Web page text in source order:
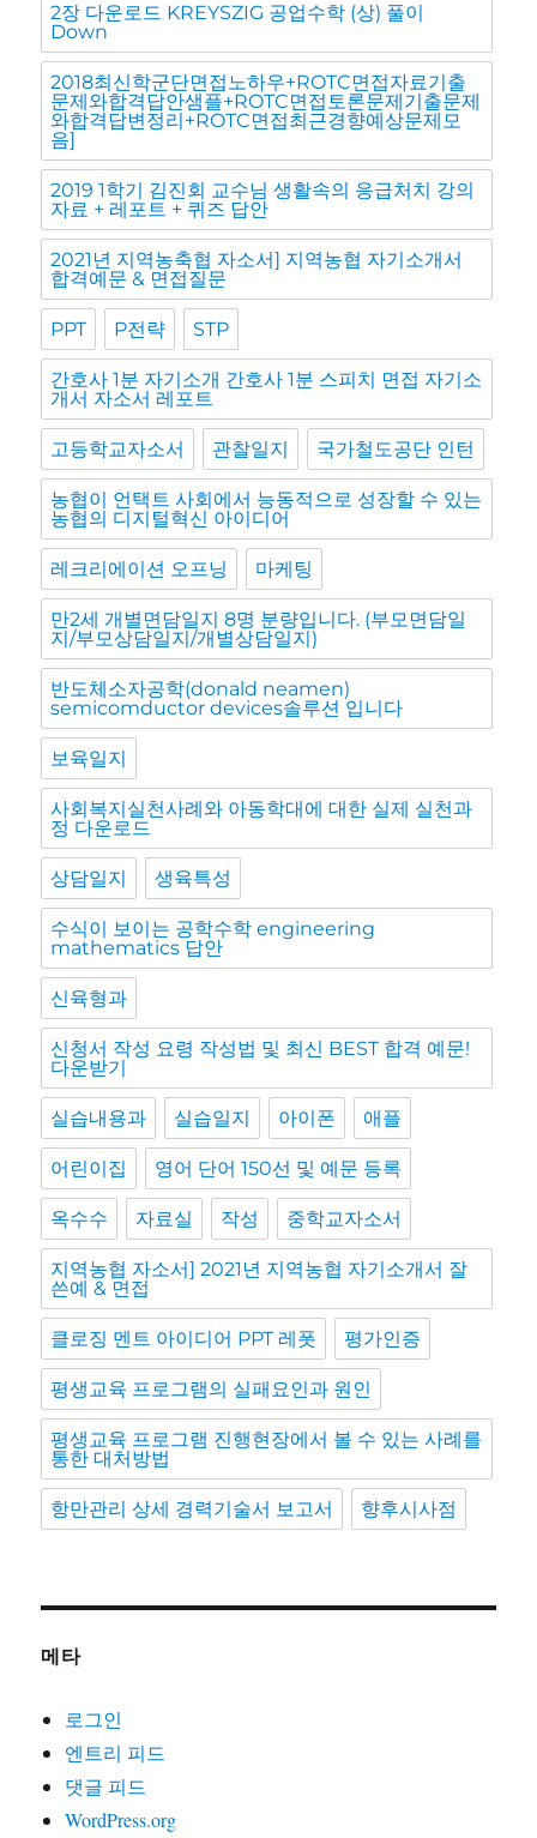
2장 다운로드 KREYSZIG 공업수학 (상) 풀이
Down
2018최신학군단면접노하우+ROTC면접자료기출
문제와합격답안샘플+ROTC면접토론문제기출문제
와합격답변정리+ROTC면접최근경향예상문제모
음]
2019 1학기 김진회 교수님 생활속의 응급처치 강의
자료 + 레포트 + 퀴즈 답안
2021년 지역농축협 자소서] 지역농협 자기소개서
합격예문 & 면접질문
PPT P전략 STP
간호사 1분 자기소개 간호사 1분 스피치 면접 자기소
개서 자소서 레포트
고등학교자소서 관찰일지 국가철도공단 인턴
농협이 언택트 사회에서 능동적으로 성장할 수 있는
농협의 디지털혁신 아이디어
레크리에이션 오프닝 마케팅
만2세 개별면담일지 8명 분량입니다. (부모면담일
지/부모상담일지/개별상담일지)
반도체소자공학(donald neamen)
semicomductor devices솔루션 입니다
보육일지
사회복지실천사례와 아동학대에 대한 실제 실천과
정 다운로드
상담일지 생육특성
수식이 보이는 공학수학 engineering
mathematics 답안
신육형과
신청서 작성 요령 작성법 및 최신 BEST 합격 예문!
다운받기
실습내용과 실습일지 아이폰 애플
어린이집 영어 단어 150선 및 예문 등록
옥수수 자료실 작성 중학교자소서
지역농협 자소서] 2021년 지역농협 자기소개서 잘
쓴예 & 면접
클로징 멘트 아이디어 PPT 레폿 평가인증
평생교육 프로그램의 실패요인과 원인
평생교육 프로그램 진행현장에서 볼 수 있는 사례를
통한 대처방법
항만관리 상세 경력기술서 보고서 향후시사점
메타
로그인
엔트리 피드
댓글 피드
WordPress.org